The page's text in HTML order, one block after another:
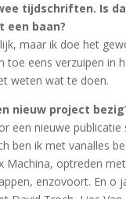
tijdschriften. Is
een baan?
maar ik doe het
toe eens verzuipen in
weten wat te doen.
nieuw project
een nieuwe publicatie
ben ik met vanalles
Machina, optreden met
enzovoort. En o